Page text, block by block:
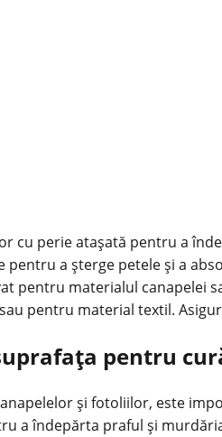
cu perie atașată pentru a
pentru a șterge petele și a
pentru materialul canapelei
pentru material textil.
pentru
și fotoliilor, este
a îndepărta praful și